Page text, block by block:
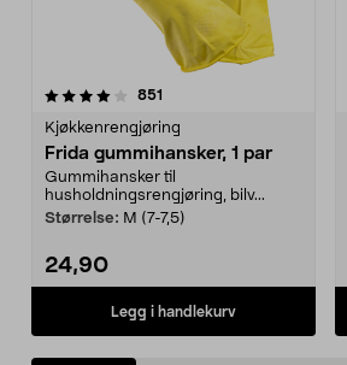
851
Kjøkkenrengjøring
Frida gummihansker, 1 par
Gummihansker til
husholdningsrengjøring, bilv...
Størrelse: M (7-7,5)
24,90
Legg i handlekurv
4.5 av 5 stjerner